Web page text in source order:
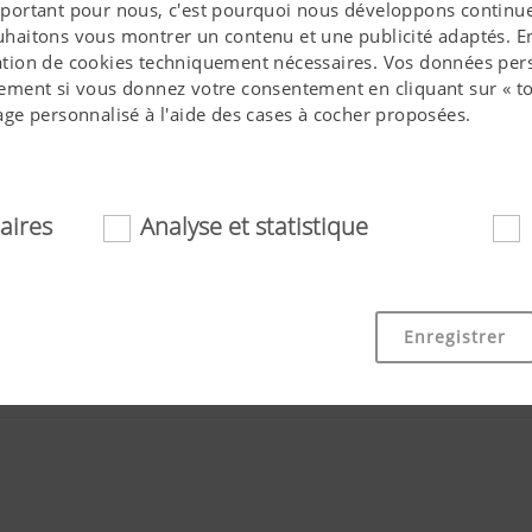
pour nous, c'est pourquoi nous développons
vous montrer un contenu et une publicité adaptés.
de cookies techniquement nécessaires. Vos données
si vous donnez votre consentement en cliquant sur «
personnalisé à l'aide des cases à cocher proposées.
cookies aident à rendre ce site internet plus accessible et
fonctionnalités de base, comme la navigation sur le site
Analyse et statistique
Enregistrer